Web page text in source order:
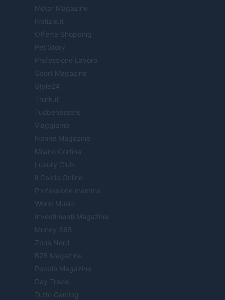
Motor Magazine
Notizie.it
Offerte Shopping
Pet Story
Professione Lavoro
Sport Magazine
Style24
Think.it
Tuobenessere
Viaggiamo
Nonne Magazine
Milano Cortina
Luxury Club
Il Calcio Online
Professione mamma
World Music
Investimenti Magazine
Money 365
Zona Nerd
B2B Magazine
People Magazine
Day Travel
Tutto Gaming